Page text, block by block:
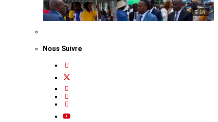
© DR
Nous Suivre